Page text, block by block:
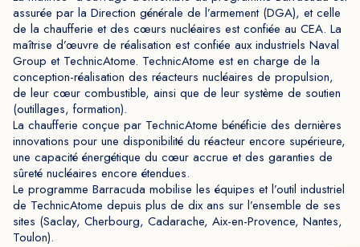
assurée par la Direction générale de l’armement (DGA), et celle
de la chaufferie et des cœurs nucléaires est confiée au CEA. La
maîtrise d’œuvre de réalisation est confiée aux industriels Naval
Group et TechnicAtome. TechnicAtome est en charge de la
conception-réalisation des réacteurs nucléaires de propulsion,
de leur cœur combustible, ainsi que de leur système de soutien
(outillages, formation).
La chaufferie conçue par TechnicAtome bénéficie des dernières
innovations pour une disponibilité du réacteur encore supérieure,
une capacité énergétique du cœur accrue et des garanties de
sûreté nucléaires encore étendues.
Le programme Barracuda mobilise les équipes et l’outil industriel
de TechnicAtome depuis plus de dix ans sur l’ensemble de ses
sites (Saclay, Cherbourg, Cadarache, Aix-en-Provence, Nantes,
Toulon).